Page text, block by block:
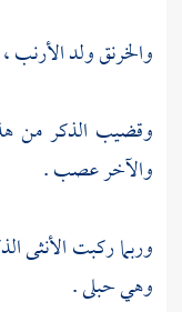
والخرنق ولد
وقضيب الذكر من
والآخر عصب .
وربما ركبت الأنثى
وهي حبلى .